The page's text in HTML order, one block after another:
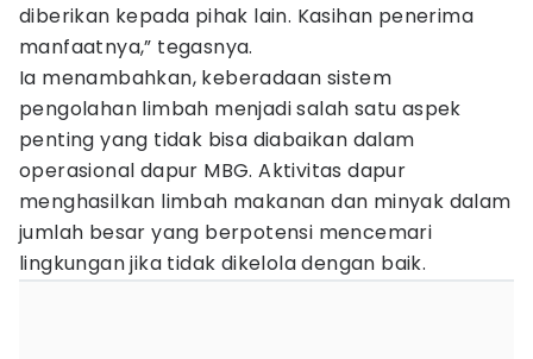
diberikan kepada pihak lain. Kasihan penerima
manfaatnya,” tegasnya.
Ia menambahkan, keberadaan sistem
pengolahan limbah menjadi salah satu aspek
penting yang tidak bisa diabaikan dalam
operasional dapur MBG. Aktivitas dapur
menghasilkan limbah makanan dan minyak dalam
jumlah besar yang berpotensi mencemari
lingkungan jika tidak dikelola dengan baik.